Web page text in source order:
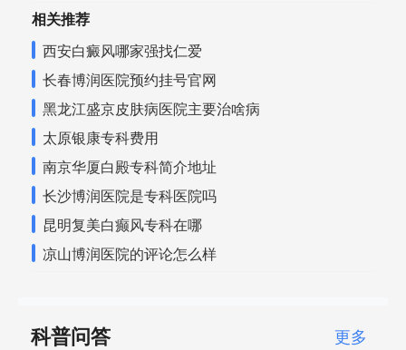
相关推荐
西安白癜风哪家强找仁爱
长春博润医院预约挂号官网
黑龙江盛京皮肤病医院主要治啥病
太原银康专科费用
南京华厦白殿专科简介地址
长沙博润医院是专科医院吗
昆明复美白癫风专科在哪
凉山博润医院的评论怎么样
科普问答 更多